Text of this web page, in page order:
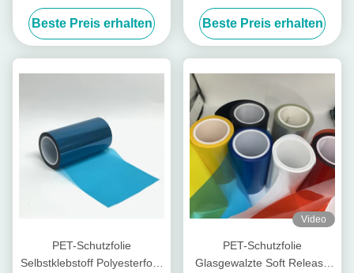
Leiterplatten 1250mm *
100m Anpassbar
Beste Preis erhalten
0,08 mm Dicke anpassbar
Beste Preis erhalten
PET-Schutzfolie
Selbstklebstoff Polyesterfolie
Video
PET-Schutzfolie
Glasgewalzte Soft Release